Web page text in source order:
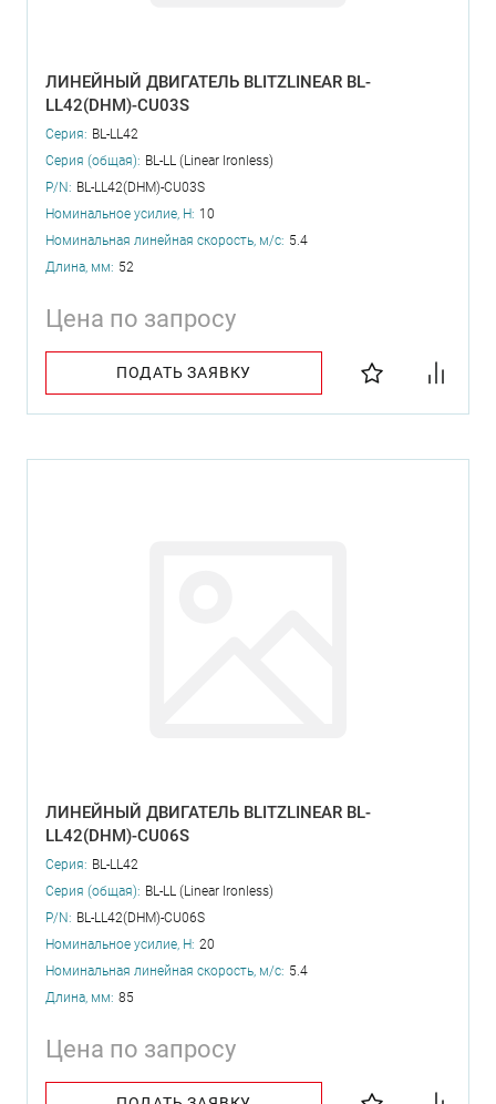
ЛИНЕЙНЫЙ ДВИГАТЕЛЬ BLITZLINEAR BL-
LL42(DHM)-CU03S
Серия: BL-LL42
Серия (общая): BL-LL (Linear Ironless)
P/N: BL-LL42(DHM)-CU03S
Номинальное усилие, Н: 10
Номинальная линейная скорость, м/с: 5.4
Длина, мм: 52
Цена по запросу
ПОДАТЬ ЗАЯВКУ
ЛИНЕЙНЫЙ ДВИГАТЕЛЬ BLITZLINEAR BL-
LL42(DHM)-CU06S
Серия: BL-LL42
Серия (общая): BL-LL (Linear Ironless)
P/N: BL-LL42(DHM)-CU06S
Номинальное усилие, Н: 20
Номинальная линейная скорость, м/с: 5.4
Длина, мм: 85
Цена по запросу